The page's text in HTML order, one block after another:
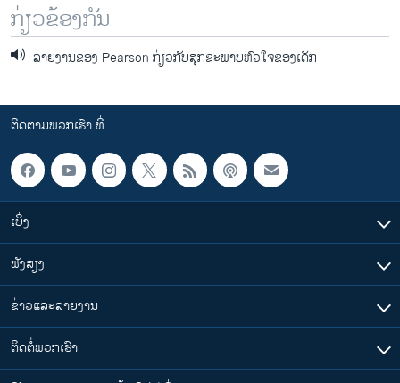
ກ່ຽວຂ້ອງກັນ
ລາຍງານຂອງ Pearson ກ່ຽວກັບສຸກຂະພາບຫົວໃຈຂອງເດັກ
ຕິດຕາມພວກເຮົາ ທີ່
ເບິ່ງ
ຟັງສຽງ
ຂ່າວແລະລາຍງານ
ຕິດຕໍ່ພວກເຮົາ